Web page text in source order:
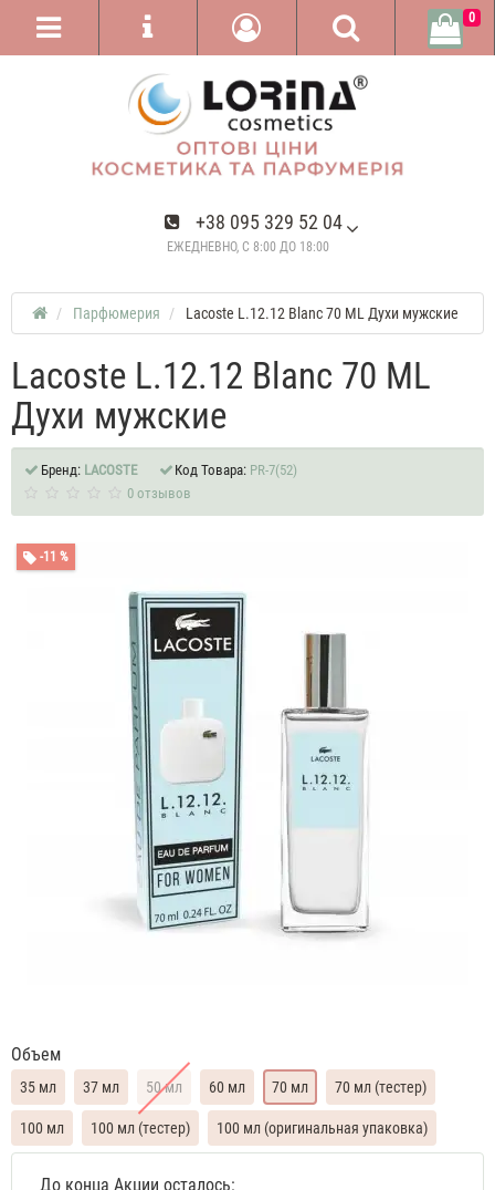
+38 095 329 52 04
ЕЖЕДНЕВНО, С 8:00 ДО 18:00
0
Парфюмерия Lacoste L.12.12 Blanc 70 ML Духи мужские
Lacoste L.12.12 Blanc 70 ML
Духи мужские
Бренд: LACOSTE Код Товара: PR-7(52)
0 отзывов
-11 %
Объем
35 мл 37 мл 50 мл 60 мл 70 мл 70 мл (тестер)
100 мл 100 мл (тестер)
100 мл (оригинальная упаковка)
L.12.12До конца Акции осталось: